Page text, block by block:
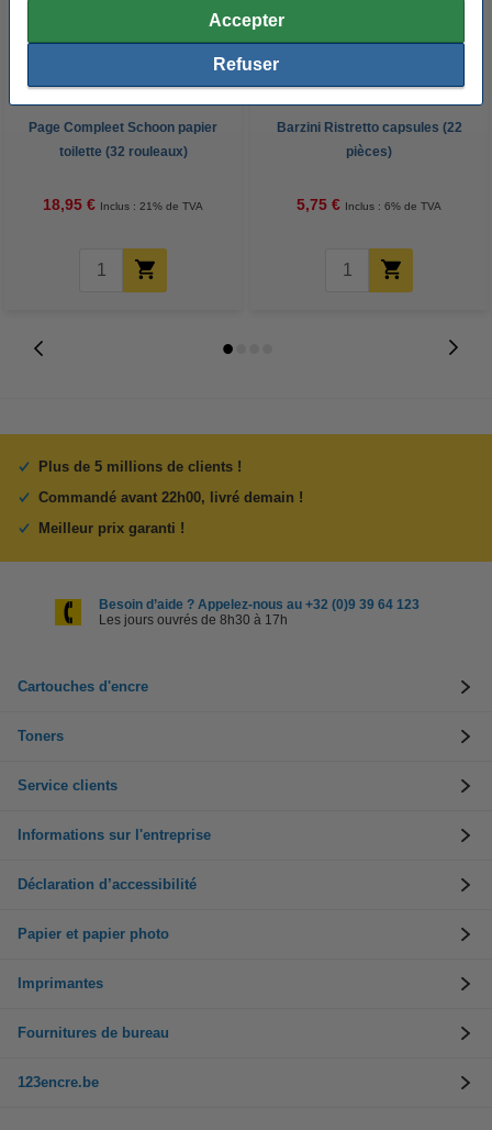
Accepter
Refuser
Page Compleet Schoon papier
toilette (32 rouleaux)
18,95 € Inclus : 21% de TVA
Barzini Ristretto capsules (22
pièces)
5,75 € Inclus : 6% de TVA
Plus de 5 millions de clients !
Commandé avant 22h00, livré demain !
Meilleur prix garanti !
Besoin d’aide ? Appelez-nous au +32 (0)9 39 64 123
Les jours ouvrés de 8h30 à 17h
Cartouches d'encre
Toners
Service clients
Informations sur l'entreprise
Déclaration d’accessibilité
Papier et papier photo
Imprimantes
Fournitures de bureau
123encre.be